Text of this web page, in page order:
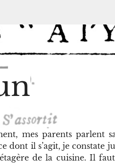
mes parents parlent
dont il s’agit, je constate
de la cuisine. Il